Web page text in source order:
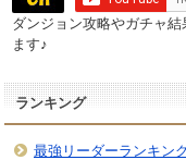
ダンジョン攻略やガチャ
ます♪
ランキング
最強リーダーランキン